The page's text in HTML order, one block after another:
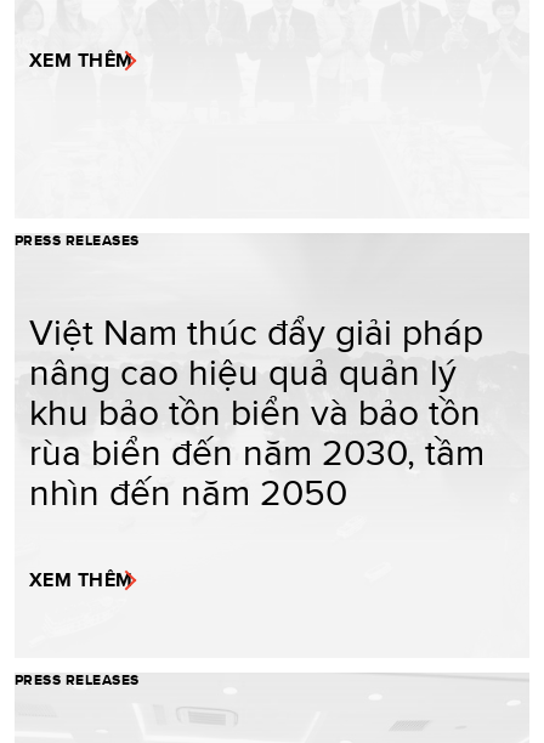
XEM THÊM
PRESS RELEASES
Việt Nam thúc đẩy giải pháp
nâng cao hiệu quả quản lý
khu bảo tồn biển và bảo tồn
rùa biển đến năm 2030, tầm
nhìn đến năm 2050
XEM THÊM
PRESS RELEASES